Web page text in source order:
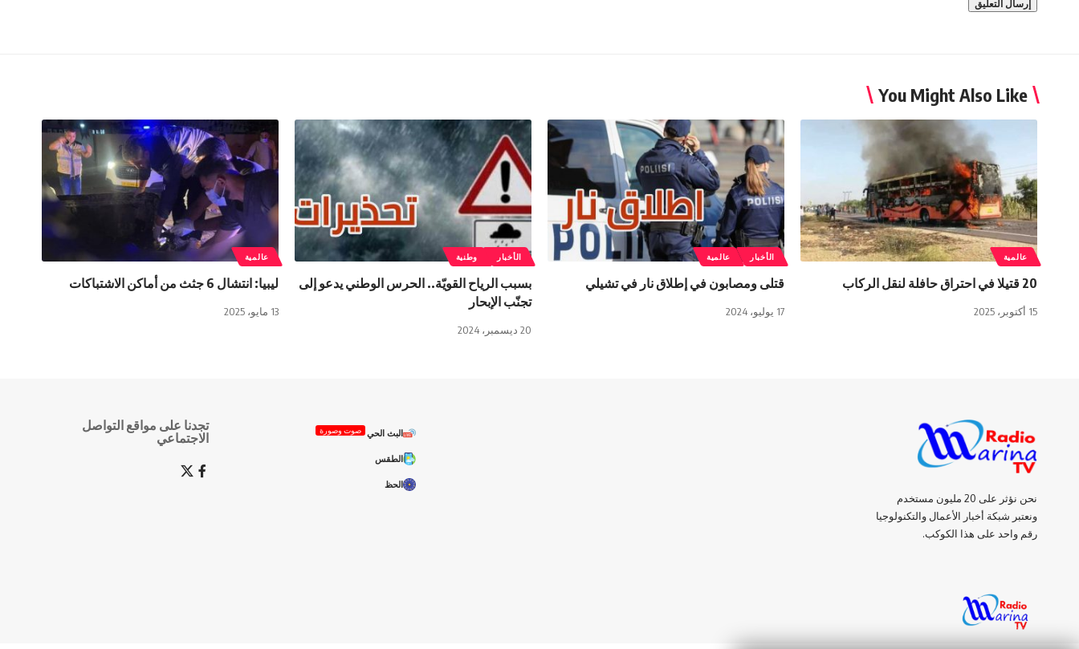
You Might Also Like
عالمية
20 قتيلا في احتراق حافلة لنقل الركاب
15 أكتوبر، 2025
الأخبار عالمية
قتلى ومصابون في إطلاق نار في تشيلي
17 يوليو، 2024
الأخبار وطنية
بسبب الرياح القويّة.. الحرس الوطني يدعو إلى
تجنّب الإبحار
20 ديسمبر، 2024
عالمية
ليبيا: انتشال 6 جثث من أماكن الاشتباكات
13 مايو، 2025
نحن نؤثر على 20 مليون مستخدم
ونعتبر شبكة أخبار الأعمال والتكنولوجيا
رقم واحد على هذا الكوكب.
البث الحي صوت وصورة
الطقس
الحظ
تجدنا على مواقع التواصل
الاجتماعي